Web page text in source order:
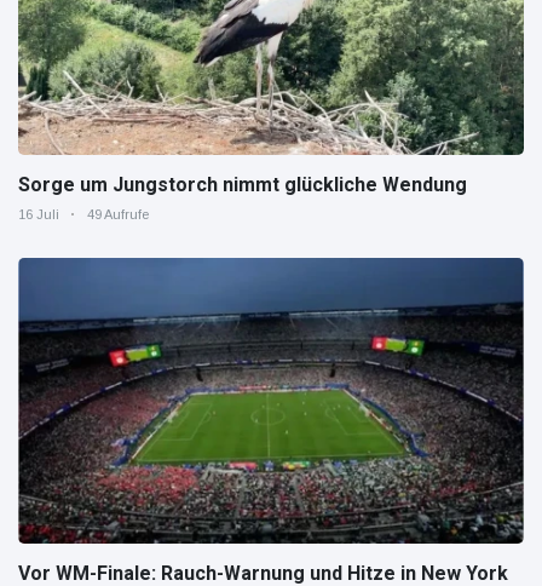
Sorge um Jungstorch nimmt glückliche Wendung
16 Juli 49 Aufrufe
Vor WM-Finale: Rauch-Warnung und Hitze in New York